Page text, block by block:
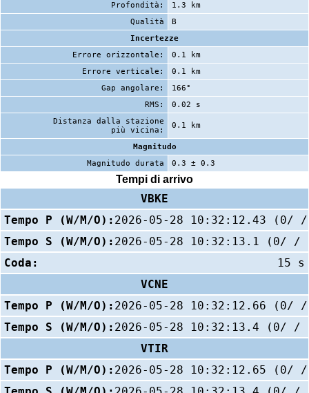
Profondità:
1.3 km
Qualità
B
Incertezze
Errore orizzontale:
0.1 km
Errore verticale:
0.1 km
Gap angolare:
166°
RMS:
0.02 s
Distanza dalla stazione
più vicina:
0.1 km
Magnitudo
Magnitudo durata
0.3 ± 0.3
Tempi di arrivo
VBKE
Tempo P (W/M/O): 2026-05-28 10:32:12.43 (0/
Tempo S (W/M/O): 2026-05-28 10:32:13.1 (0/ /
Coda:
15 s
VCNE
Tempo P (W/M/O): 2026-05-28 10:32:12.66 (0/
Tempo S (W/M/O): 2026-05-28 10:32:13.4 (0/ /
VTIR
Tempo P (W/M/O): 2026-05-28 10:32:12.65 (0/